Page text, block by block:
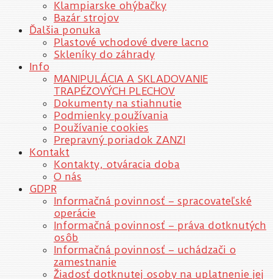
Klampiarske ohýbačky
Bazár strojov
Ďalšia ponuka
Plastové vchodové dvere lacno
Skleníky do záhrady
Info
MANIPULÁCIA A SKLADOVANIE
TRAPÉZOVÝCH PLECHOV
Dokumenty na stiahnutie
Podmienky používania
Používanie cookies
Prepravný poriadok ZANZI
Kontakt
Kontakty, otváracia doba
O nás
GDPR
Informačná povinnosť – spracovateľské
operácie
Informačná povinnosť – práva dotknutých
osôb
Informačná povinnosť – uchádzači o
zamestnanie
Žiadosť dotknutej osoby na uplatnenie jej